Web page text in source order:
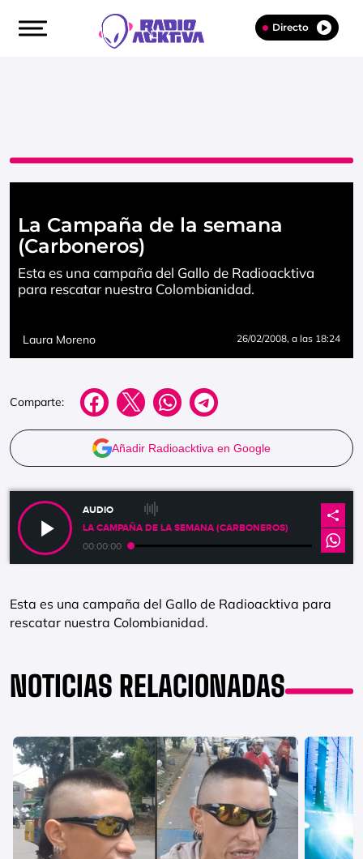
Directo
La Campaña de la semana
(Carboneros)
Esta es una campaña del Gallo de Radioacktiva
para rescatar nuestra Colombianidad.
Laura Moreno 26/02/2008, a las 18:24
Comparte:
Añadir Radioacktiva en Google
AUDIO
LA CAMPAÑA DE LA SEMANA (CARBONEROS)
00:00:00
Esta es una campaña del Gallo de Radioacktiva para
rescatar nuestra Colombianidad.
NOTICIAS RELACIONADAS